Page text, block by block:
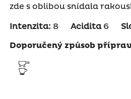
zde s oblibou snídala
Intenzita: 8 Acidita6
Doporučený způsob